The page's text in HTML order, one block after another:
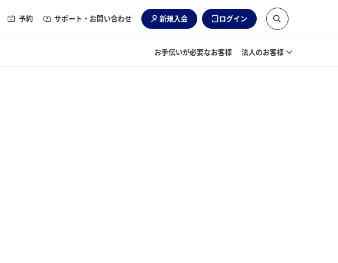
予約 サポート・お問い合わせ 新規入会 ログイン
お手伝いが必要なお客様 法人のお客様